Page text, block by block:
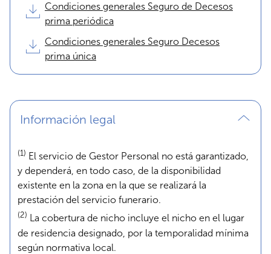
Condiciones generales Seguro de Decesos
prima periódica
Condiciones generales Seguro Decesos
prima única
Información legal
(1) El servicio de Gestor Personal no está garantizado,
y dependerá, en todo caso, de la disponibilidad
existente en la zona en la que se realizará la
prestación del servicio funerario.
(2) La cobertura de nicho incluye el nicho en el lugar
de residencia designado, por la temporalidad mínima
según normativa local.